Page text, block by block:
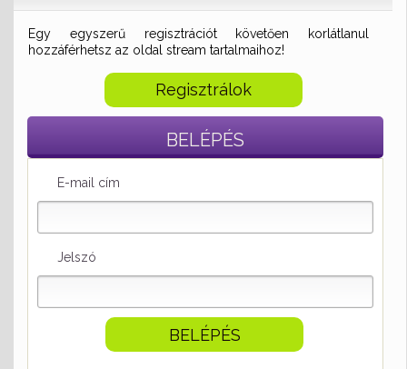
Egy egyszerű regisztrációt követően korlátlanul
hozzáférhetsz az oldal stream tartalmaihoz!
Regisztrálok
BELÉPÉS
E-mail cím
Jelszó